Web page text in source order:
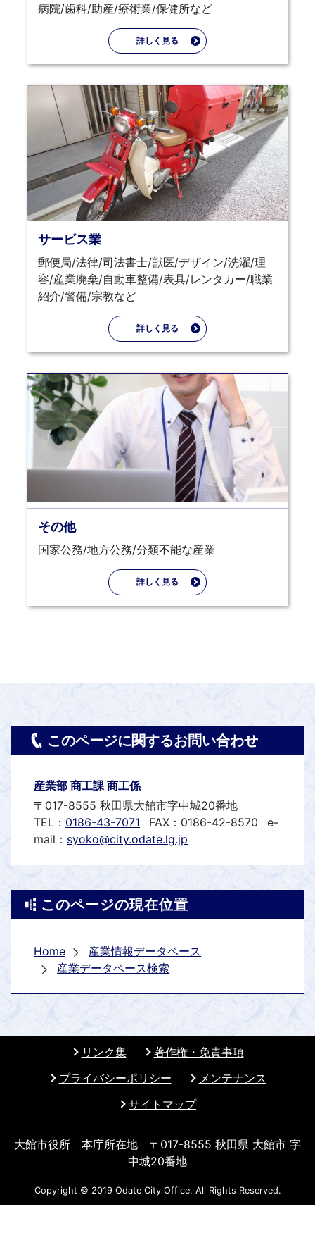
病院/歯科/助産/療術業/保健所など
詳しく見る
サービス業
郵便局/法律/司法書士/獣医/デザイン/洗濯/理
容/産業廃棄/自動車整備/表具/レンタカー/職業
紹介/警備/宗教など
詳しく見る
その他
国家公務/地方公務/分類不能な産業
詳しく見る
このページに関するお問い合わせ
産業部 商工課 商工係
〒017-8555 秋田県大館市字中城20番地
TEL： 0186-43-7071 FAX：0186-42-8570
e-
mail： syoko@city.odate.lg.jp
このページの現在位置
Home
産業情報データベース
産業データベース検索
リンク集
著作権・免責事項
プライバシーポリシー
メンテナンス
サイトマップ
大館市役所 本庁所在地 〒017-8555 秋田県 大館市 字
中城20番地
Copyright © 2019 Odate City Office. All Rights Reserved.